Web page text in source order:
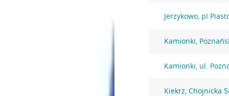
Jerzykowo,
Kamionki,
Kamionki, ul.
Kiekrz, Chojnicka